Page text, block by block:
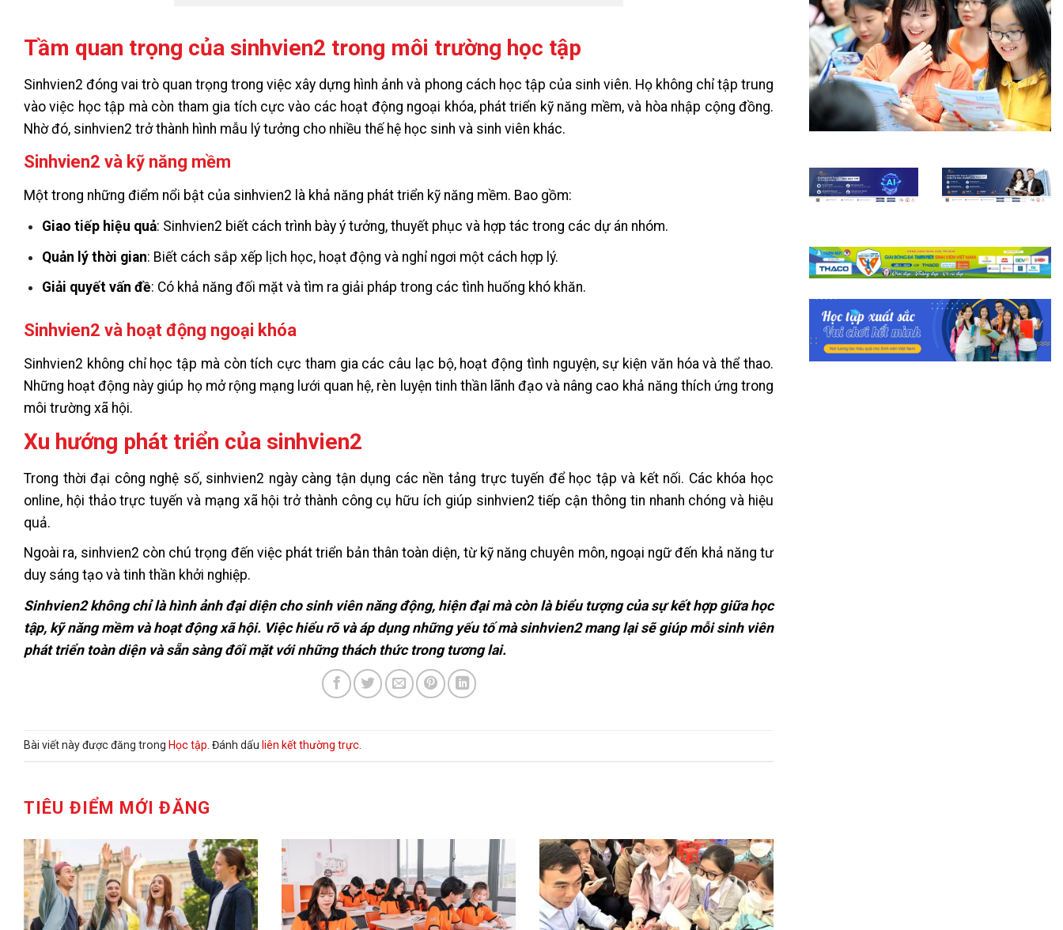
Tầm quan trọng của sinhvien2 trong môi trường học tập
Sinhvien2 đóng vai trò quan trọng trong việc xây dựng hình ảnh và phong cách học tập của sinh viên. Họ không chỉ tập trung
vào việc học tập mà còn tham gia tích cực vào các hoạt động ngoại khóa, phát triển kỹ năng mềm, và hòa nhập cộng đồng.
Nhờ đó, sinhvien2 trở thành hình mẫu lý tưởng cho nhiều thế hệ học sinh và sinh viên khác.
Sinhvien2 và kỹ năng mềm
Một trong những điểm nổi bật của sinhvien2 là khả năng phát triển kỹ năng mềm. Bao gồm:
Giao tiếp hiệu quả: Sinhvien2 biết cách trình bày ý tưởng, thuyết phục và hợp tác trong các dự án nhóm.
Quản lý thời gian: Biết cách sắp xếp lịch học, hoạt động và nghỉ ngơi một cách hợp lý.
Giải quyết vấn đề: Có khả năng đối mặt và tìm ra giải pháp trong các tình huống khó khăn.
Sinhvien2 và hoạt động ngoại khóa
Sinhvien2 không chỉ học tập mà còn tích cực tham gia các câu lạc bộ, hoạt động tình nguyện, sự kiện văn hóa và thể thao.
Những hoạt động này giúp họ mở rộng mạng lưới quan hệ, rèn luyện tinh thần lãnh đạo và nâng cao khả năng thích ứng trong
môi trường xã hội.
Xu hướng phát triển của sinhvien2
Trong thời đại công nghệ số, sinhvien2 ngày càng tận dụng các nền tảng trực tuyến để học tập và kết nối. Các khóa học
online, hội thảo trực tuyến và mạng xã hội trở thành công cụ hữu ích giúp sinhvien2 tiếp cận thông tin nhanh chóng và hiệu
quả.
Ngoài ra, sinhvien2 còn chú trọng đến việc phát triển bản thân toàn diện, từ kỹ năng chuyên môn, ngoại ngữ đến khả năng tư
duy sáng tạo và tinh thần khởi nghiệp.
Sinhvien2 không chỉ là hình ảnh đại diện cho sinh viên năng động, hiện đại mà còn là biểu tượng của sự kết hợp giữa học
tập, kỹ năng mềm và hoạt động xã hội. Việc hiểu rõ và áp dụng những yếu tố mà sinhvien2 mang lại sẽ giúp mỗi sinh viên
phát triển toàn diện và sẵn sàng đối mặt với những thách thức trong tương lai.
Bài viết này được đăng trong Học tập. Đánh dấu liên kết thường trực.
TIÊU ĐIỂM MỚI ĐĂNG